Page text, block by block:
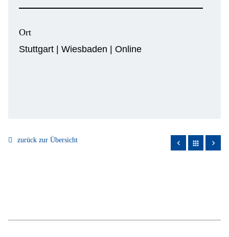
Ort
Stuttgart | Wiesbaden | Online
zurück zur Übersicht apps